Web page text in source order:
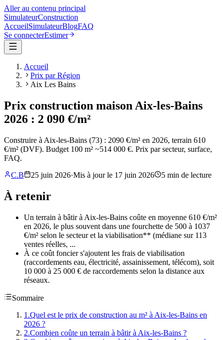
Aller au contenu principal
SimulateurConstruction
AccueilSimulateurBlogFAQ
Se connecterEstimer
Accueil
Prix par Région
Aix Les Bains
Prix construction maison Aix-les-Bains
2026 : 2 090 €/m²
Construire à Aix-les-Bains (73) : 2090 €/m² en 2026, terrain 610
€/m² (DVF). Budget 100 m² ~514 000 €. Prix par secteur, surface,
FAQ.
C.B
25 juin 2026·Mis à jour le 17 juin 2026 5 min de lecture
À retenir
Un terrain à bâtir à Aix-les-Bains coûte en moyenne 610 €/m²
en 2026, le plus souvent dans une fourchette de 500 à 1037
€/m² selon le secteur et la viabilisation** (médiane sur 113
ventes réelles, ...
À ce coût foncier s'ajoutent les frais de viabilisation
(raccordements eau, électricité, assainissement, télécom), soit
10 000 à 25 000 € de raccordements selon la distance aux
réseaux.
Sommaire
1 .Quel est le prix de construction au m² à Aix-les-Bains en
2026 ?
2.Combien coûte un terrain à bâtir à Aix-les-Bains ?